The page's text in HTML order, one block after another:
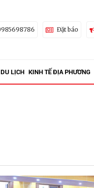
Đặt báo
DU LỊCH KINH TẾ ĐỊA PHƯƠNG